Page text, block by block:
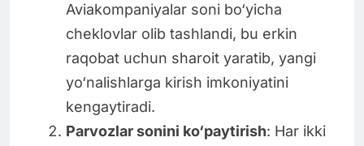
Aviakompaniyalar soni bo‘yicha
cheklovlar olib tashlandi, bu erkin
raqobat uchun sharoit yaratib, yangi
yo‘nalishlarga kirish imkoniyatini
kengaytiradi.
Parvozlar sonini ko‘paytirish: Har ikki